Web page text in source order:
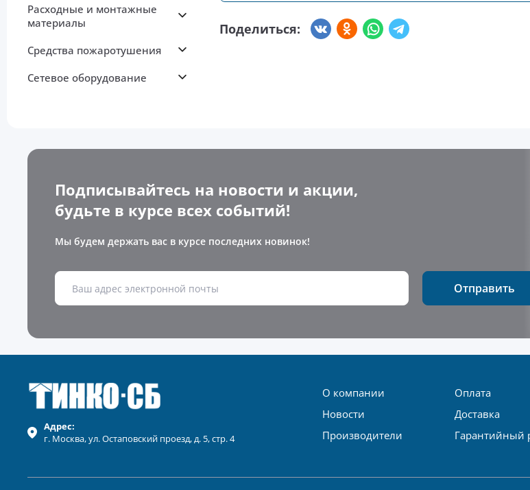
Поделиться:
Расходные и монтажные
материалы
Средства пожаротушения
Сетевое оборудование
Подписывайтесь на новости и акции,
будьте в курсе всех событий!
Мы будем держать вас в курсе последних новинок!
Отправить
Адрес:
г. Москва, ул.Остаповский проезд, д. 5, стр. 4
О компании
Новости
Производители
Оплата
Доставка
Гарантийный